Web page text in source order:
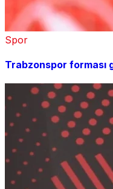
Spor
Trabzonspor forması